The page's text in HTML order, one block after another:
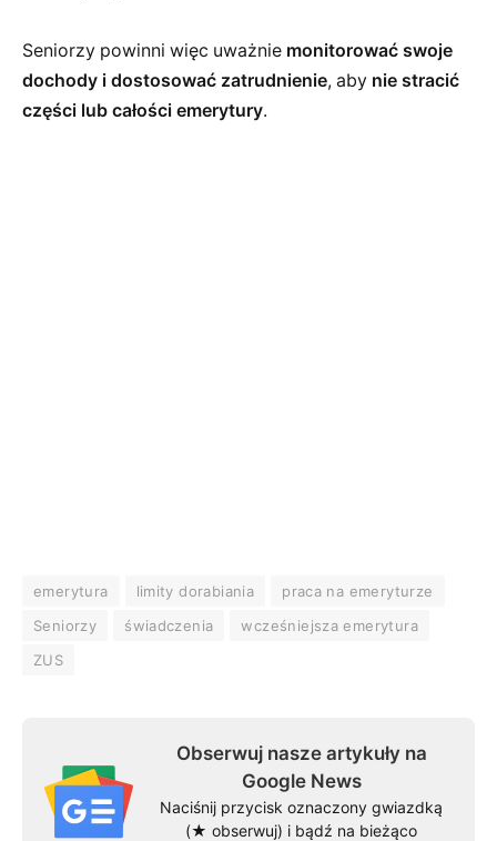
Seniorzy powinni więc uważnie monitorować swoje
dochody i dostosować zatrudnienie, aby nie stracić
części lub całości emerytury.
emerytura limity dorabiania
praca na emeryturze
Seniorzy
świadczenia
wcześniejsza emerytura
ZUS
Obserwuj nasze artykuły na
Google News
Naciśnij przycisk oznaczony gwiazdką
(★ obserwuj) i bądź na bieżąco